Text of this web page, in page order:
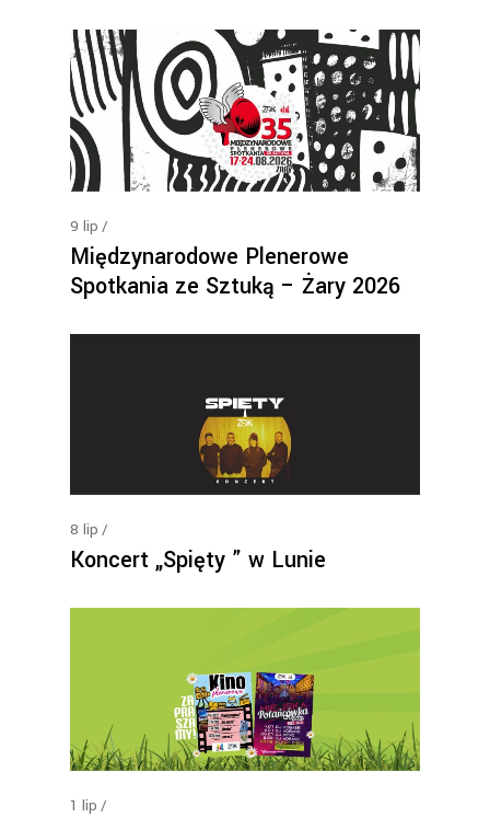
9 lip
Międzynarodowe Plenerowe
Spotkania ze Sztuką – Żary 2026
8 lip
Koncert „Spięty ” w Lunie
1 lip